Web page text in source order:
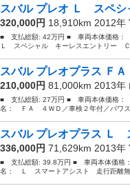
スバル プレオ Ｌ スペ
320,000円 18,910km 2012年
■ 支払総額: 42万円 ■ 車両本体価格
Ｌ スペシャル キーレスエントリー
スバル プレオプラス Ｆ
210,000円 81,000km 2013年
■ 支払総額: 27万円 ■ 車両本体価格
名： ＦＡ ４ＷＤ／車検２年付／パワス
スバル プレオプラス Ｌ
336,000円 71,629km 2013年
■ 支払総額: 39.8万円 ■ 車両本体価
名： Ｌ スマートアシスト 走行距離